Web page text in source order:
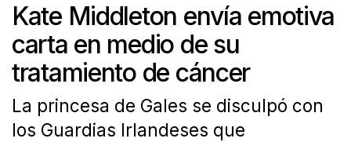
Kate Middleton envía emotiva
carta en medio de su
tratamiento de cáncer
La princesa de Gales se disculpó con
los Guardias Irlandeses que